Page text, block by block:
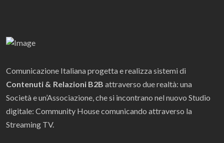
Comunicazione Italiana progetta e realizza sistemi di
Contenuti & Relazioni B2B attraverso due realtà: una
Società e un’Associazione, che si incontrano nel nuovo Studio
digitale: Community House comunicando attraverso la
Streaming TV.